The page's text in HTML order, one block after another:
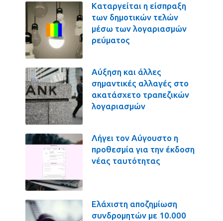
Καταργείται η είσπραξη
των δημοτικών τελών
μέσω των λογαριασμών
ρεύματος
Αύξηση και άλλες
σημαντικές αλλαγές στο
ακατάσχετο τραπεζικών
λογαριασμών
Λήγει τον Αύγουστο η
προθεσμία για την έκδοση
νέας ταυτότητας
Ελάχιστη αποζημίωση
συνδρομητών με 10.000